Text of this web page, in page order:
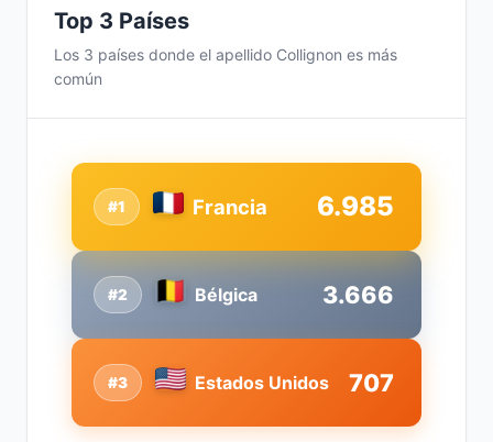
Top 3 Países
Los 3 países donde el apellido Collignon es más
común
#2 Bélgica 3.666
#1 Francia 6.985
#3 Estados Unidos 707